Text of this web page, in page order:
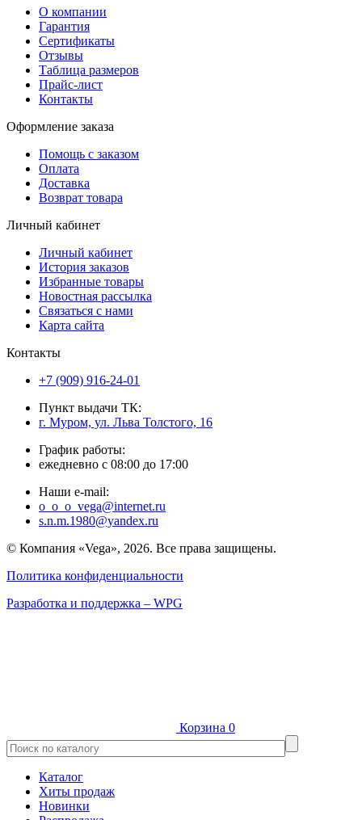
О компании
Гарантия
Сертификаты
Отзывы
Таблица размеров
Прайс-лист
Контакты
Оформление заказа
Помощь с заказом
Оплата
Доставка
Возврат товара
Личный кабинет
Личный кабинет
История заказов
Избранные товары
Новостная рассылка
Связаться с нами
Карта сайта
Контакты
+7 (909) 916-24-01
Пункт выдачи ТК:
г. Муром, ул. Льва Толстого, 16
График работы:
ежедневно с 08:00 до 17:00
Наши e-mail:
o_o_o_vega@internet.ru
s.n.m.1980@yandex.ru
© Компания «Vega», 2026. Все права защищены.
Политика конфиденциальности
Разработка и поддержка – WPG
Корзина 0
Каталог
Хиты продаж
Новинки